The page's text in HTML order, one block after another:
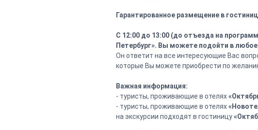
Гарантированное размещение в
С 12:00 до 13:00 (до отъезда на
Петербург». Вы можете подойти в
Он ответит на все интересующие Вас
которые Вы можете приобрести по
Важная информация:
- туристы, проживающие в отелях
- туристы, проживающие в отелях
на экскурсии подходят в гостиницу